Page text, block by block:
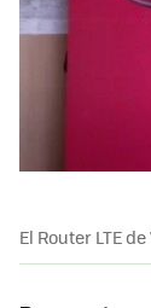
El Router LTE